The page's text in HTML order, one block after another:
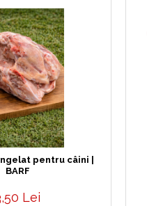
pentru câini |
BARF
Lei